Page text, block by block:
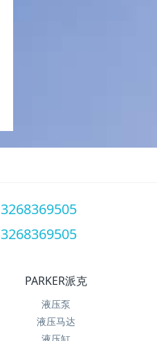
PARKER派克
液压泵
液压马达